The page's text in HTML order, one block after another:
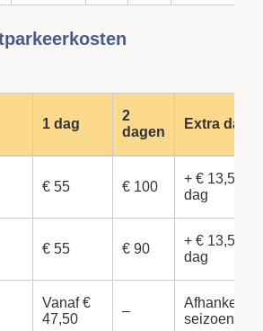
1 dag
2
dagen
Extra
€ 55 € 100
+ € 13,50
dag
€ 55 € 90
+ € 13,50
dag
Vanaf €
47,50
–
Afhankelijk
seizoen